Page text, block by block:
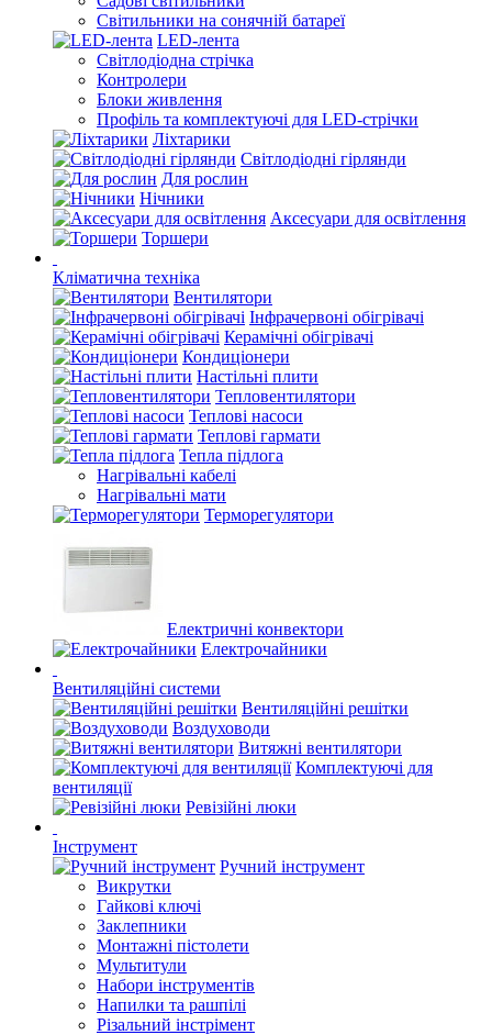
Світильники на сонячній батареї
LED-лента
Світлодіодна стрічка
Контролери
Блоки живлення
Профіль та комплектуючі для LED-стрічки
Ліхтарики
Світлодіодні гірлянди
Для рослин
Нічники
Аксесуари для освітлення
Торшери
Кліматична техніка
Вентилятори
Інфрачервоні обігрівачі
Керамічні обігрівачі
Кондиціонери
Настільні плити
Тепловентилятори
Теплові насоси
Теплові гармати
Тепла підлога
Нагрівальні кабелі
Нагрівальні мати
Терморегулятори
Електричні конвектори
Електрочайники
Вентиляційні системи
Вентиляційні решітки
Воздуховоди
Витяжні вентилятори
Комплектуючі для
вентиляції
Ревізійні люки
Інструмент
Ручний інструмент
Викрутки
Гайкові ключі
Заклепники
Монтажні пістолети
Мультитули
Набори інструментів
Напилки та рашпілі
Різальний інстрімент